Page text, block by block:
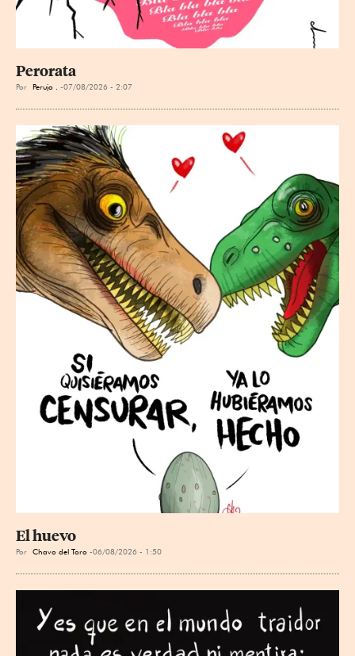
Perorata
Por Perujo . 07/08/2026 - 2:07
El huevo
Por Chavo del Toro 06/08/2026 - 1:50